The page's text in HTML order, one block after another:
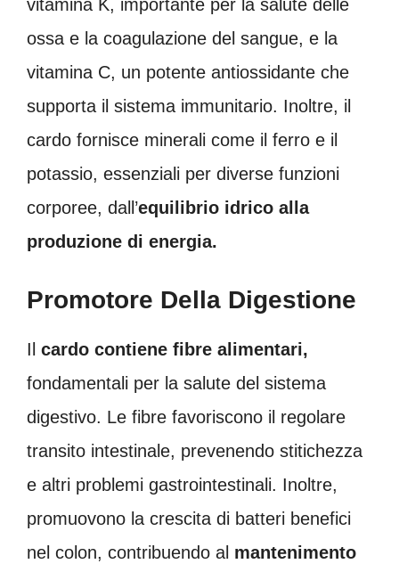
vitamina K, importante per la salute delle
ossa e la coagulazione del sangue, e la
vitamina C, un potente antiossidante che
supporta il sistema immunitario. Inoltre, il
cardo fornisce minerali come il ferro e il
potassio, essenziali per diverse funzioni
corporee, dall’equilibrio idrico alla
produzione di energia.
Promotore Della Digestione
Il cardo contiene fibre alimentari,
fondamentali per la salute del sistema
digestivo. Le fibre favoriscono il regolare
transito intestinale, prevenendo stitichezza
e altri problemi gastrointestinali. Inoltre,
promuovono la crescita di batteri benefici
nel colon, contribuendo al mantenimento